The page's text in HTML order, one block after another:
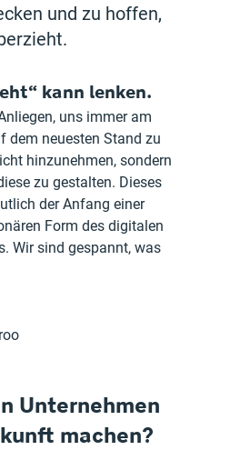
und zu hoffen,
kann lenken.
uns immer am
dem neuesten Stand zu
hinzunehmen, sondern
zu gestalten. Dieses
der Anfang einer
Form des digitalen
Wir sind gespannt, was
Unternehmen
machen?